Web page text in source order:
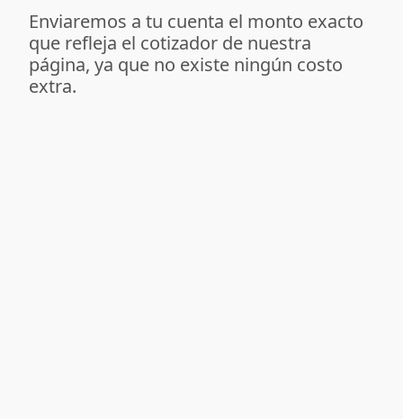
Enviaremos a tu cuenta el monto exacto
que refleja el cotizador de nuestra
página, ya que no existe ningún costo
extra.